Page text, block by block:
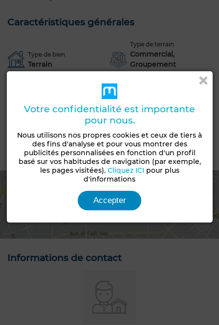
Caractéristiques générales
Type de bien
Terrain
Type de terrain
Commercial,
Groupement
Emplacement
Voir la carte
Informations de contact
Votre confidentialité est importante
pour nous.
Nous utilisons nos propres cookies et ceux de tiers à
des fins d'analyse et pour vous montrer des
publicités personnalisées en fonction d'un profil
basé sur vos habitudes de navigation (par exemple,
les pages visitées). Cliquez ICI pour plus
d'informations
Accepter